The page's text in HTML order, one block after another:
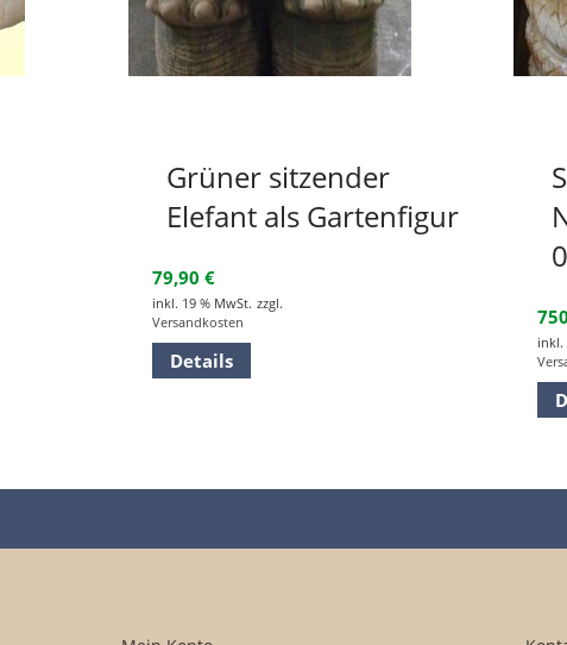
Grüner sitzender
Elefant als Gartenfigur
79,90 €
inkl. 19 % MwSt. zzgl.
Versandkosten
Details
inkl.